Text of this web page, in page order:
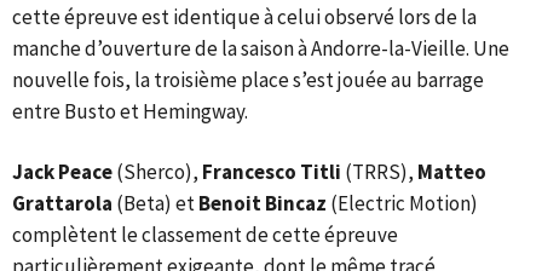
cette épreuve est identique à celui observé lors de la
manche d’ouverture de la saison à Andorre-la-Vieille. Une
nouvelle fois, la troisième place s’est jouée au barrage
entre Busto et Hemingway.
Jack Peace(Sherco), Francesco Titli (TRRS), Matteo
Grattarola (Beta) etBenoit Bincaz (Electric Motion)
complètent le classement de cette épreuve